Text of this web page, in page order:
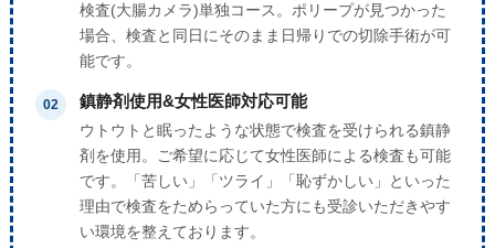
検査(大腸カメラ)単独コース。ポリープが見つかった
場合、検査と同日にそのまま日帰りでの切除手術が可
能です。
02 鎮静剤使用&女性医師対応可能
ウトウトと眠ったような状態で検査を受けられる鎮静
剤を使用。ご希望に応じて女性医師による検査も可能
です。「苦しい」「ツライ」「恥ずかしい」といった
理由で検査をためらっていた方にも受診いただきやす
い環境を整えております。